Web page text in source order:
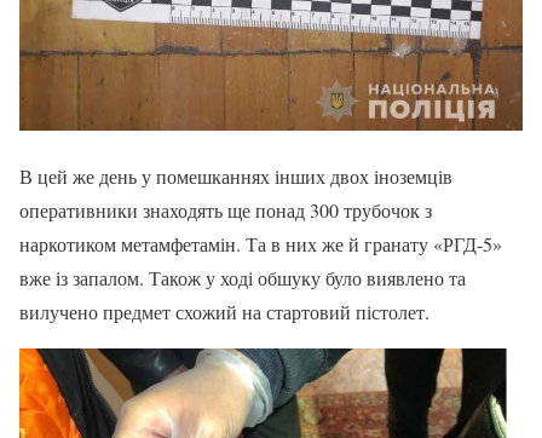
В цей же день у помешканнях інших двох іноземців
оперативники знаходять ще понад 300 трубочок з
наркотиком метамфетамін. Та в них же й гранату «РГД-5»
вже із запалом. Також у ході обшуку було виявлено та
вилучено предмет схожий на стартовий пістолет.